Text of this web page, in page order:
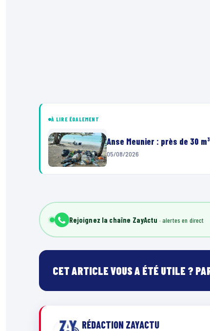
À LIRE ÉGALEMENT
Anse Meunier : près de 30
05/08/2026
vidéo
Rejoignez la chaîne ZayActu
CET ARTICLE VOUS A ÉTÉ UTILE ?
RÉDACTION ZAYACTU